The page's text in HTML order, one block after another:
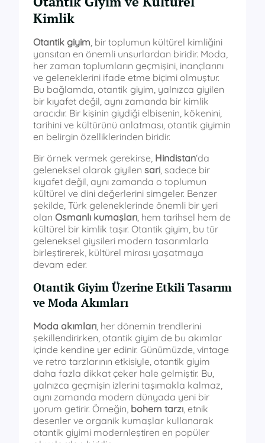
Kimlik
Otantik giyim , bir toplumun kültürel kimliğini
yansıtan en önemli unsurlardan biridir. Moda,
her zaman toplumların geçmişini, inançlarını
ve geleneklerini ifade etme biçimi olmuştur.
Bu bağlamda, otantik giyim, yalnızca giyilen
bir kıyafet değil, aynı zamanda bir kimlik
aracıdır. Bir kişinin giydiği elbisenin, kökenini,
tarihini ve kültürünü anlatması, otantik giyimin
en belirgin özelliklerinden biridir.
Bir örnek vermek gerekirse, Hindistan‘da
geleneksel olarak giyilen sari , sadece bir
kıyafet değil, aynı zamanda o toplumun
kültürel ve dini değerlerini simgeler. Benzer
şekilde, Türk geleneklerinde önemli bir yeri
olan Osmanlı kumaşları , hem tarihsel hem de
kültürel bir kimlik taşır. Otantik giyim, bu tür
geleneksel giysileri modern tasarımlarla
birleştirerek, kültürel mirası yaşatmaya
devam eder.
Otantik Giyim Üzerine Etkili Tasarım
ve Moda Akımları
Moda akımları , her dönemin trendlerini
şekillendirirken, otantik giyim de bu akımlar
içinde kendine yer edinir. Günümüzde, vintage
ve retro tarzlarının etkisiyle, otantik giyim
daha fazla dikkat çeker hale gelmiştir. Bu,
yalnızca geçmişin izlerini taşımakla kalmaz,
aynı zamanda modern dünyada yeni bir
yorum getirir. Örneğin, bohem tarzı , etnik
desenler ve organik kumaşlar kullanarak
otantik giyimi modernleştiren en popüler